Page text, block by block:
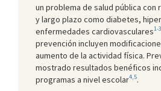
un problema de salud pública con
y largo plazo como diabetes,
enfermedades cardiovasculares1-3
prevención incluyen
aumento de la actividad física.
mostrado resultados benéficos
programas a nivel escolar4,5.